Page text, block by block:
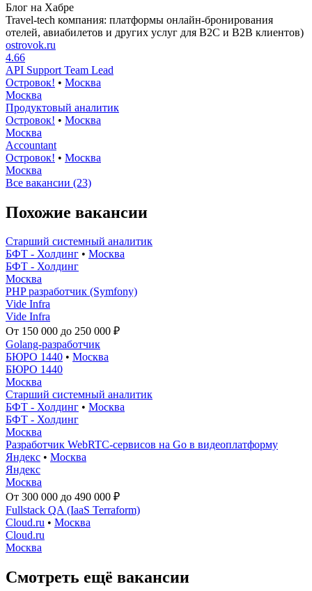
Блог на Хабре
Travel-tech компания: платформы онлайн-бронирования
отелей, авиабилетов и других услуг для B2C и B2B клиентов)
ostrovok.ru
4.66
API Support Team Lead
Островок! • Москва
Москва
Продуктовый аналитик
Островок! • Москва
Москва
Accountant
Островок! • Москва
Москва
Все вакансии (23)
Похожие вакансии
Старший системный аналитик
БФТ - Холдинг • Москва
БФТ - Холдинг
Москва
PHP разработчик (Symfony)
Vide Infra
Vide Infra
От 150 000 до 250 000 ₽
Golang-разработчик
БЮРО 1440 • Москва
БЮРО 1440
Москва
Старший системный аналитик
БФТ - Холдинг • Москва
БФТ - Холдинг
Москва
Разработчик WebRTC-сервисов на Go в видеоплатформу
Яндекс • Москва
Яндекс
Москва
От 300 000 до 490 000 ₽
Fullstack QA (IaaS Terraform)
Cloud.ru • Москва
Cloud.ru
Москва
Смотреть ещё вакансии